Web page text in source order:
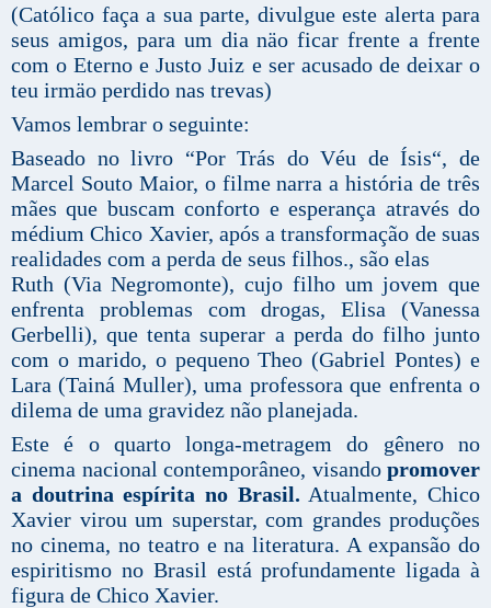
(Católico faça a sua parte, divulgue este alerta para
seus amigos, para um dia näo ficar frente a frente
com o Eterno e Justo Juiz e ser acusado de deixar o
teu irmäo perdido nas trevas)
Vamos lembrar o seguinte:
Baseado no livro “Por Trás do Véu de Ísis“, de
Marcel Souto Maior, o filme narra a história de três
mães que buscam conforto e esperança através do
médium Chico Xavier, após a transformação de suas
realidades com a perda de seus filhos., são elas
Ruth (Via Negromonte), cujo filho um jovem que
enfrenta problemas com drogas, Elisa (Vanessa
Gerbelli), que tenta superar a perda do filho junto
com o marido, o pequeno Theo (Gabriel Pontes) e
Lara (Tainá Muller), uma professora que enfrenta o
dilema de uma gravidez não planejada.
Este é o quarto longa-metragem do gênero no
cinema nacional contemporâneo, visando promover
a doutrina espírita no Brasil. Atualmente, Chico
Xavier virou um superstar, com grandes produções
no cinema, no teatro e na literatura. A expansão do
espiritismo no Brasil está profundamente ligada à
figura de Chico Xavier.